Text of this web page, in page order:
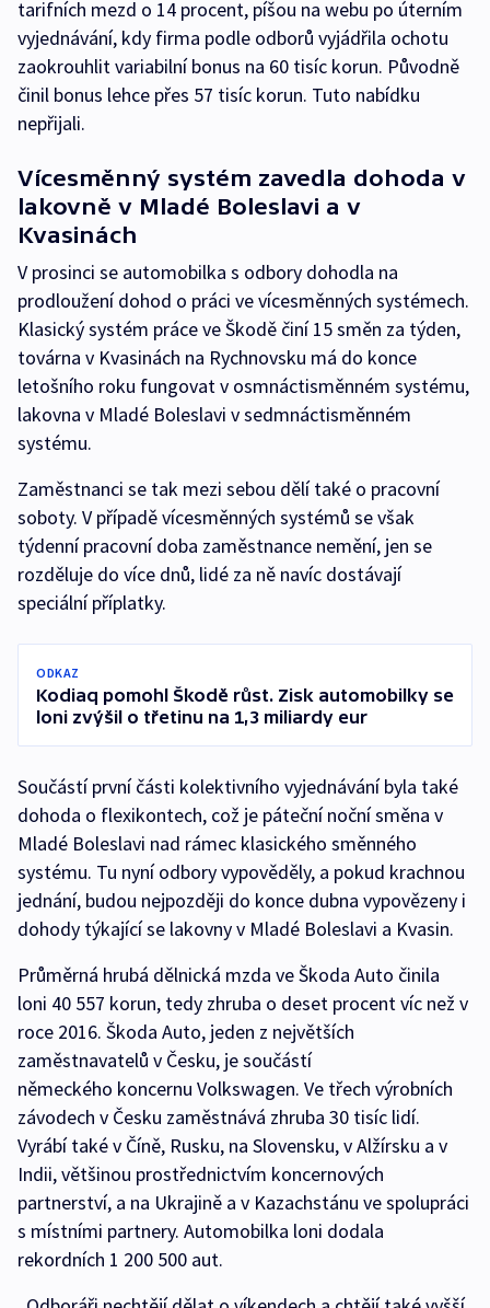
tarifních mezd o 14 procent, píšou na webu po úterním
vyjednávání, kdy firma podle odborů vyjádřila ochotu
zaokrouhlit variabilní bonus na 60 tisíc korun. Původně
činil bonus lehce přes 57 tisíc korun. Tuto nabídku
nepřijali.
Vícesměnný systém zavedla dohoda v
lakovně v Mladé Boleslavi a v
Kvasinách
V prosinci se automobilka s odbory dohodla na
prodloužení dohod o práci ve vícesměnných systémech.
Klasický systém práce ve Škodě činí 15 směn za týden,
továrna v Kvasinách na Rychnovsku má do konce
letošního roku fungovat v osmnáctisměnném systému,
lakovna v Mladé Boleslavi v sedmnáctisměnném
systému.
Zaměstnanci se tak mezi sebou dělí také o pracovní
soboty. V případě vícesměnných systémů se však
týdenní pracovní doba zaměstnance nemění, jen se
rozděluje do více dnů, lidé za ně navíc dostávají
speciální příplatky.
ODKAZ
Kodiaq pomohl Škodě růst. Zisk automobilky se
loni zvýšil o třetinu na 1,3 miliardy eur
Součástí první části kolektivního vyjednávání byla také
dohoda o flexikontech, což je páteční noční směna v
Mladé Boleslavi nad rámec klasického směnného
systému. Tu nyní odbory vypověděly, a pokud krachnou
jednání, budou nejpozději do konce dubna vypovězeny i
dohody týkající se lakovny v Mladé Boleslavi a Kvasin.
Průměrná hrubá dělnická mzda ve Škoda Auto činila
loni 40 557 korun, tedy zhruba o deset procent víc než v
roce 2016. Škoda Auto, jeden z největších
zaměstnavatelů v Česku, je součástí
německého koncernu Volkswagen. Ve třech výrobních
závodech v Česku zaměstnává zhruba 30 tisíc lidí.
Vyrábí také v Číně, Rusku, na Slovensku, v Alžírsku a v
Indii, většinou prostřednictvím koncernových
partnerství, a na Ukrajině a v Kazachstánu ve spolupráci
s místními partnery. Automobilka loni dodala
rekordních 1 200 500 aut.